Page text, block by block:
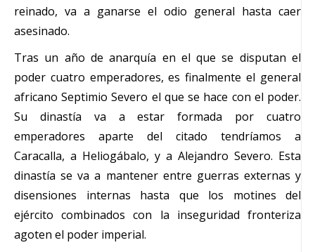
reinado, va a ganarse el odio general hasta caer
asesinado.
Tras un año de anarquía en el que se disputan el
poder cuatro emperadores, es finalmente el general
africano Septimio Severo el que se hace con el poder.
Su dinastía va a estar formada por cuatro
emperadores aparte del citado tendríamos a
Caracalla, a Heliogábalo, y a Alejandro Severo. Esta
dinastía se va a mantener entre guerras externas y
disensiones internas hasta que los motines del
ejército combinados con la inseguridad fronteriza
agoten el poder imperial.